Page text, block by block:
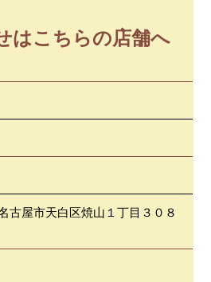
はこちらの店舗へ
屋市天白区焼山１丁目３０８